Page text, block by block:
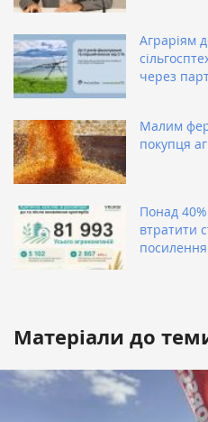
Аграріям
через
Малим
покупця
Понад
втратити
посилення
Матеріали до